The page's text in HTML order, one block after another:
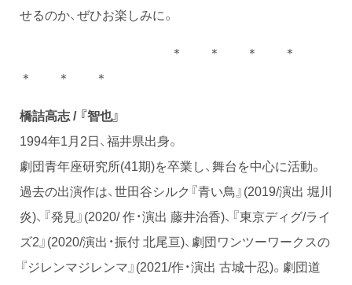
せるのか、ぜひお楽しみに。
＊ ＊ ＊ ＊
＊ ＊ ＊
橋詰高志 / 『智也』
1994年1月2日、福井県出身。
劇団青年座研究所(41期)を卒業し、舞台を中心に活動。
過去の出演作は、世田谷シルク『青い鳥』(2019/演出 堀川
炎)、『発見』(2020/ 作・演出 藤井治香)、『東京ディグ/ライ
ズ2』(2020/演出・振付 北尾亘)、劇団ワンツーワークスの
『ジレンマジレンマ』(2021/作・演出 古城十忍)。劇団道